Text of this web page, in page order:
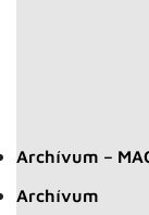
Archívum –
Archívum